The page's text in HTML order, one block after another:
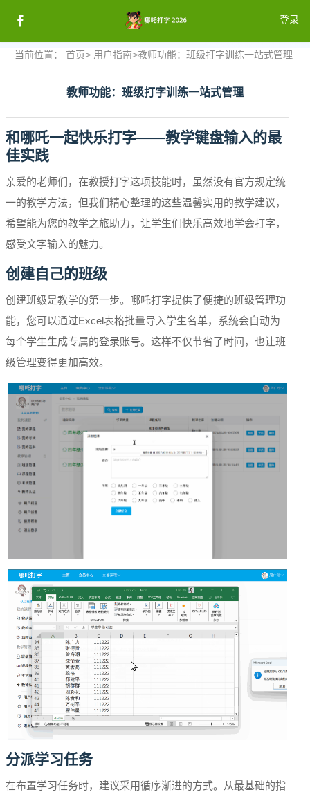
登录
注册
登录
当前位置： 首页> 用户指南>教师功能：班级打字训练一站式管理
教师功能：班级打字训练一站式管理
和哪吒一起快乐打字——教学键盘输入的最
佳实践
亲爱的老师们，在教授打字这项技能时，虽然没有官方规定统
一的教学方法，但我们精心整理的这些温馨实用的教学建议，
希望能为您的教学之旅助力，让学生们快乐高效地学会打字，
感受文字输入的魅力。
创建自己的班级
创建班级是教学的第一步。哪吒打字提供了便捷的班级管理功
能，您可以通过Excel表格批量导入学生名单，系统会自动为
每个学生生成专属的登录账号。这样不仅节省了时间，也让班
级管理变得更加高效。
分派学习任务
在布置学习任务时，建议采用循序渐进的方式。从最基础的指